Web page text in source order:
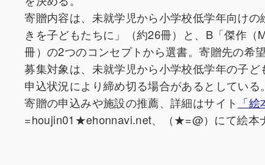
寄贈内容は、未就学児から小学校低学年向け
きを子どもたちに」（約26冊）と、B「傑作
冊）の2つのコンセプトから選書。寄贈先の希
募集対象は、未就学児から小学校低学年の子
申込状況により締め切る場合があるとしている
寄贈の申込みや施設の推薦、詳細はサイト 「
=houjin01★ehonnavi.net、（★=@）にて絵本